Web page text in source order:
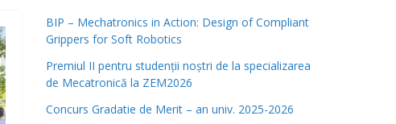
BIP – Mechatronics in Action: Design of Compliant
Grippers for Soft Robotics
Premiul II pentru studenții noștri de la specializarea
de Mecatronică la ZEM2026
Concurs Gradatie de Merit – an univ. 2025-2026